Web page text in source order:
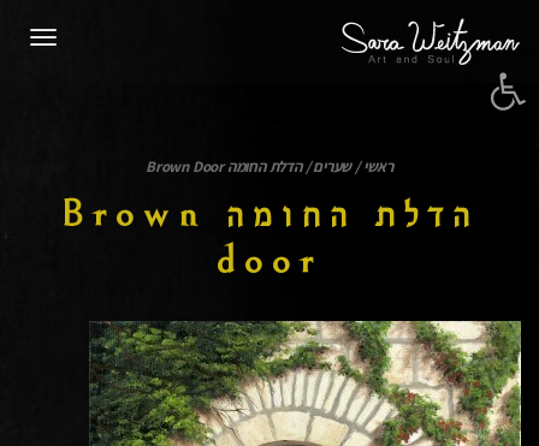
פתח סרגל נגישות
ראשי / שערים / הדלת החומה Brown Door
הדלת החומה Brown
door